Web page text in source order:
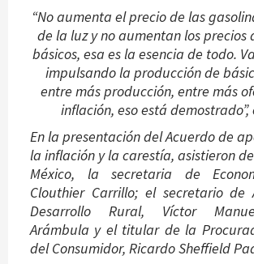
“No aumenta el precio de las
de la luz y no aumentan los precios
básicos, esa es la esencia de todo.
impulsando la producción de
entre más producción, entre más
inflación, eso está demostrado”,
En la presentación del Acuerdo de
la inflación y la carestía, asistieron
México, la secretaria de
Clouthier Carrillo; el secretario de
Desarrollo Rural, Víctor
Arámbula y el titular de la
del Consumidor, Ricardo Sheffield